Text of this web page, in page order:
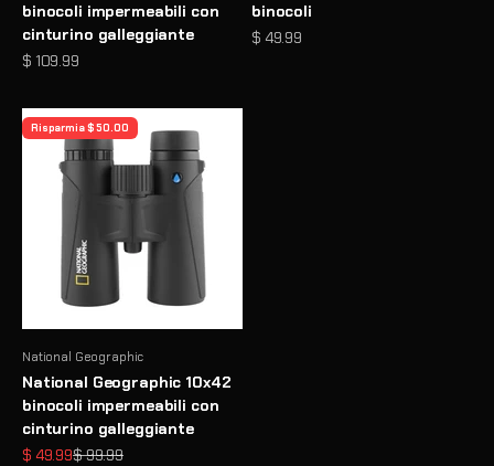
binocoli impermeabili con
cinturino galleggiante
Prezzo scontato
$ 109.99
binocoli
Prezzo scontato
$ 49.99
Risparmia $ 50.00
National Geographic
National Geographic 10x42
binocoli impermeabili con
cinturino galleggiante
Prezzo scontato
$ 49.99Prezzo
$ 99.99